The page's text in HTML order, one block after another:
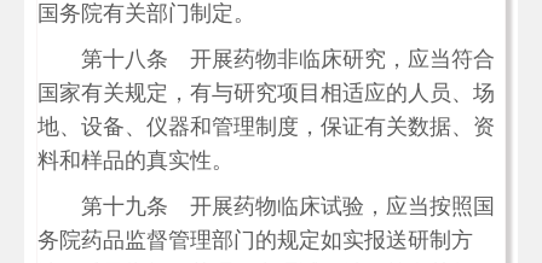
国务院有关部门制定。
第十八条 开展药物非临床研究，应当符合
国家有关规定，有与研究项目相适应的人员、场
地、设备、仪器和管理制度，保证有关数据、资
料和样品的真实性。
第十九条 开展药物临床试验，应当按照国
务院药品监督管理部门的规定如实报送研制方